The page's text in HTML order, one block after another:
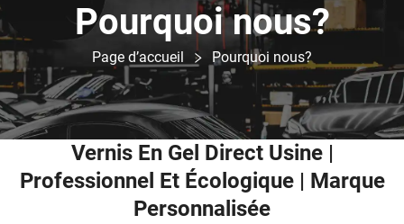
Pourquoi nous?
Page d’accueil Pourquoi nous?
Vernis En Gel Direct Usine |
Professionnel Et Écologique | Marque
Personnalisée